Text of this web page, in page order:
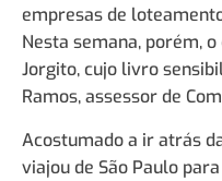
empresas de
Nesta semana, porém,
Jorgito, cujo livro
Ramos, assessor de
Acostumado a ir atrás
viajou de São Paulo